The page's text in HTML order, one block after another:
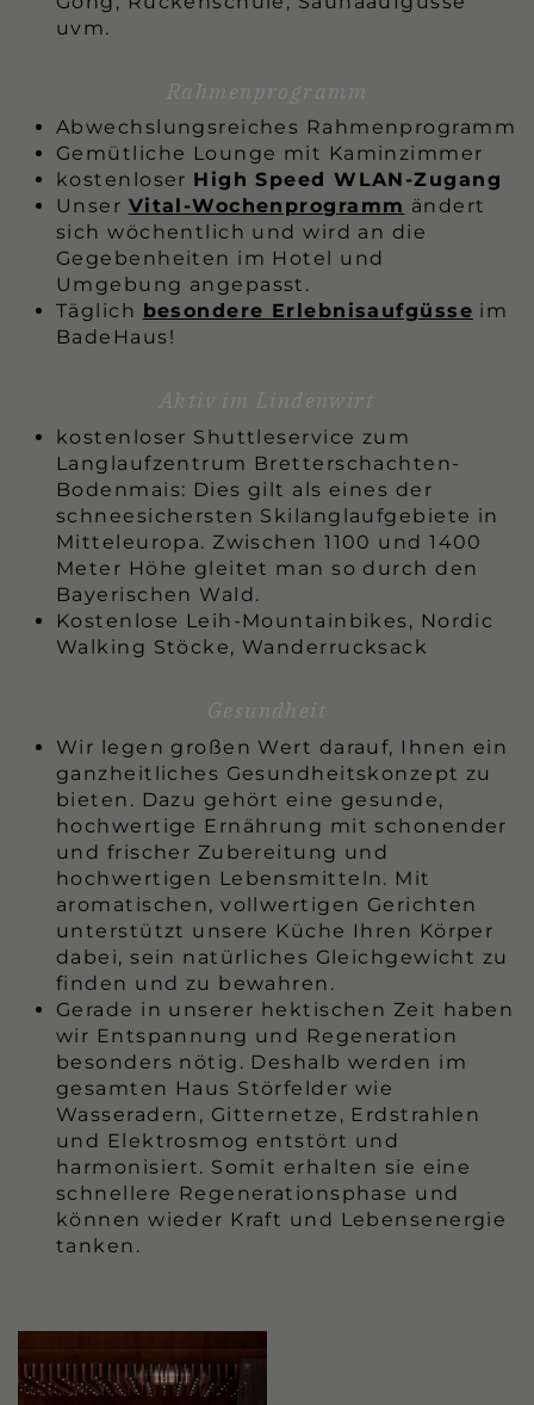
uvm.
Rahmenprogramm
Abwechslungsreiches Rahmenprogramm
Gemütliche Lounge mit Kaminzimmer
kostenloser High Speed WLAN-Zugang
Unser Vital-Wochenprogramm ändert
sich wöchentlich und wird an die
Gegebenheiten im Hotel und
Umgebung angepasst.
Täglich besondere Erlebnisaufgüsse im
BadeHaus!
Aktiv im Lindenwirt
kostenloser Shuttleservice zum
Langlaufzentrum Bretterschachten-
Bodenmais: Dies gilt als eines der
schneesichersten Skilanglaufgebiete in
Mitteleuropa. Zwischen 1100 und 1400
Meter Höhe gleitet man so durch den
Bayerischen Wald.
Kostenlose Leih-Mountainbikes, Nordic
Walking Stöcke, Wanderrucksack
Gesundheit
Wir legen großen Wert darauf, Ihnen ein
ganzheitliches Gesundheitskonzept zu
bieten. Dazu gehört eine gesunde,
hochwertige Ernährung mit schonender
und frischer Zubereitung und
hochwertigen Lebensmitteln. Mit
aromatischen, vollwertigen Gerichten
unterstützt unsere Küche Ihren Körper
dabei, sein natürliches Gleichgewicht zu
finden und zu bewahren.
Gerade in unserer hektischen Zeit haben
wir Entspannung und Regeneration
besonders nötig. Deshalb werden im
gesamten Haus Störfelder wie
Wasseradern, Gitternetze, Erdstrahlen
und Elektrosmog entstört und
harmonisiert. Somit erhalten sie eine
schnellere Regenerationsphase und
können wieder Kraft und Lebensenergie
tanken.